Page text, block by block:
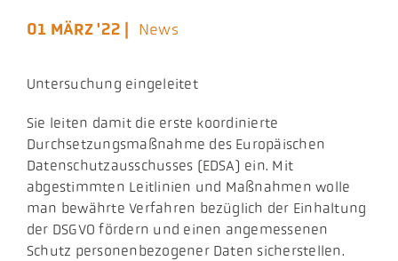
01 MÄRZ '22 | News
Untersuchung eingeleitet
​Sie leiten damit die erste koordinierte
Durchsetzungsmaßnahme des Europäischen
Datenschutzausschusses (EDSA) ein. Mit
abgestimmten Leitlinien und Maßnahmen wolle
man bewährte Verfahren bezüglich der Einhaltung
der DSGVO fördern und einen angemessenen
Schutz personenbezogener Daten sicherstellen.